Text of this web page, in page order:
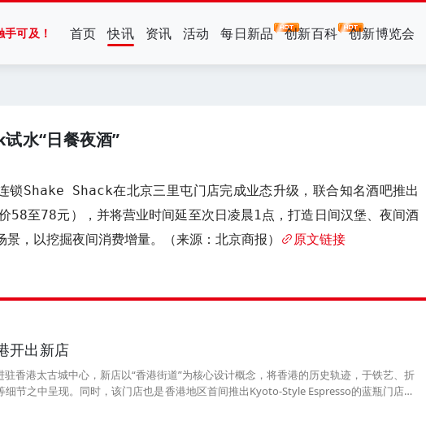
可及！ 首页 快讯 资讯 活动 每日新品 创新百科 创新博览会
水“日餐夜酒”
锁Shake Shack在北京三里屯门店完成业态升级，联合知名酒吧推出
58至78元），并将营业时间延至次日凌晨1点，打造日间汉堡、夜间酒
景，以挖掘夜间消费增量。（来源：北京商报）
原文链接
开出新店
驻香港太古城中心，新店以“香港街道”为核心设计概念，将香港的历史轨迹，于铁艺、折
细节之中呈现。同时，该门店也是香港地区首间推出Kyoto-Style Espresso的蓝瓶门店。
是专为IcedLatte、IcedMocha及其他冰浓缩咖啡饮品而设计的冷萃浓缩咖啡，据称